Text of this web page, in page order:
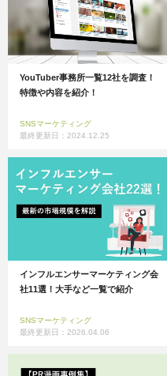
YouTuber事務所一覧12社を調査！
特徴や内容を紹介！
SNSマーケティング
最終更新日：2024.12.25
インフルエンサーマーケティング会
社11選！大手など一覧で紹介
SNSマーケティング
最終更新日：2026.04.06